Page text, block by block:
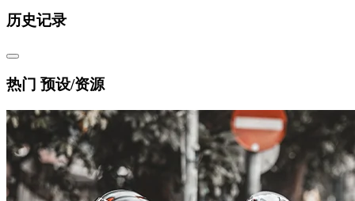
历史记录
热门 预设/资源